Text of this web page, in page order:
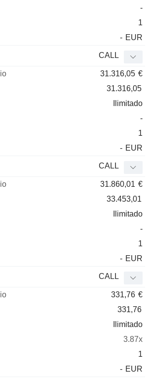
-
1
- EUR
CALL
31.316,05 €
31.316,05
Ilimitado
-
1
- EUR
CALL
31.860,01 €
33.453,01
Ilimitado
-
1
- EUR
CALL
331,76 €
331,76
Ilimitado
3.87x
1
- EUR